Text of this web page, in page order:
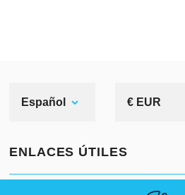
Español € EUR
ENLACES ÚTILES